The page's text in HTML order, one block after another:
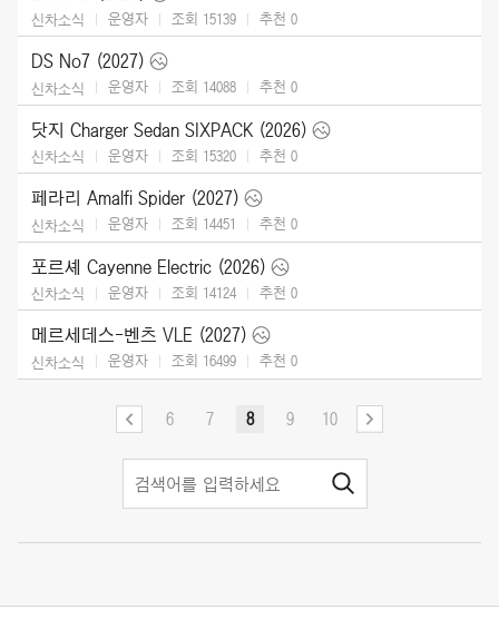
신차소식 운영자 조회 15139 추천 0
DS No7 (2027)
신차소식 운영자 조회 14088 추천 0
닷지 Charger Sedan SIXPACK (2026)
신차소식 운영자 조회 15320 추천 0
페라리 Amalfi Spider (2027)
신차소식 운영자 조회 14451 추천 0
포르셰 Cayenne Electric (2026)
신차소식 운영자 조회 14124 추천 0
메르세데스-벤츠 VLE (2027)
신차소식 운영자 조회 16499 추천 0
6 7 8 9 10